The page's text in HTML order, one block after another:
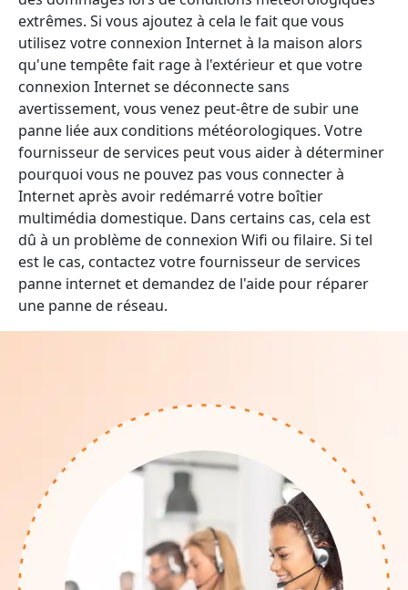
extrêmes. Si vous ajoutez à cela le fait que vous
utilisez votre connexion Internet à la maison alors
qu'une tempête fait rage à l'extérieur et que votre
connexion Internet se déconnecte sans
avertissement, vous venez peut-être de subir une
panne liée aux conditions météorologiques. Votre
fournisseur de services peut vous aider à déterminer
pourquoi vous ne pouvez pas vous connecter à
Internet après avoir redémarré votre boîtier
multimédia domestique. Dans certains cas, cela est
dû à un problème de connexion Wifi ou filaire. Si tel
est le cas, contactez votre fournisseur de services
panne internet et demandez de l'aide pour réparer
une panne de réseau.